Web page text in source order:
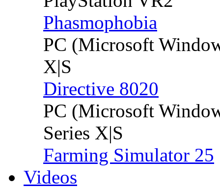
Phasmophobia
PC (Microsoft
X|S
Directive 8020
PC (Microsoft
Series X|S
Farming Simulator 25
Videos